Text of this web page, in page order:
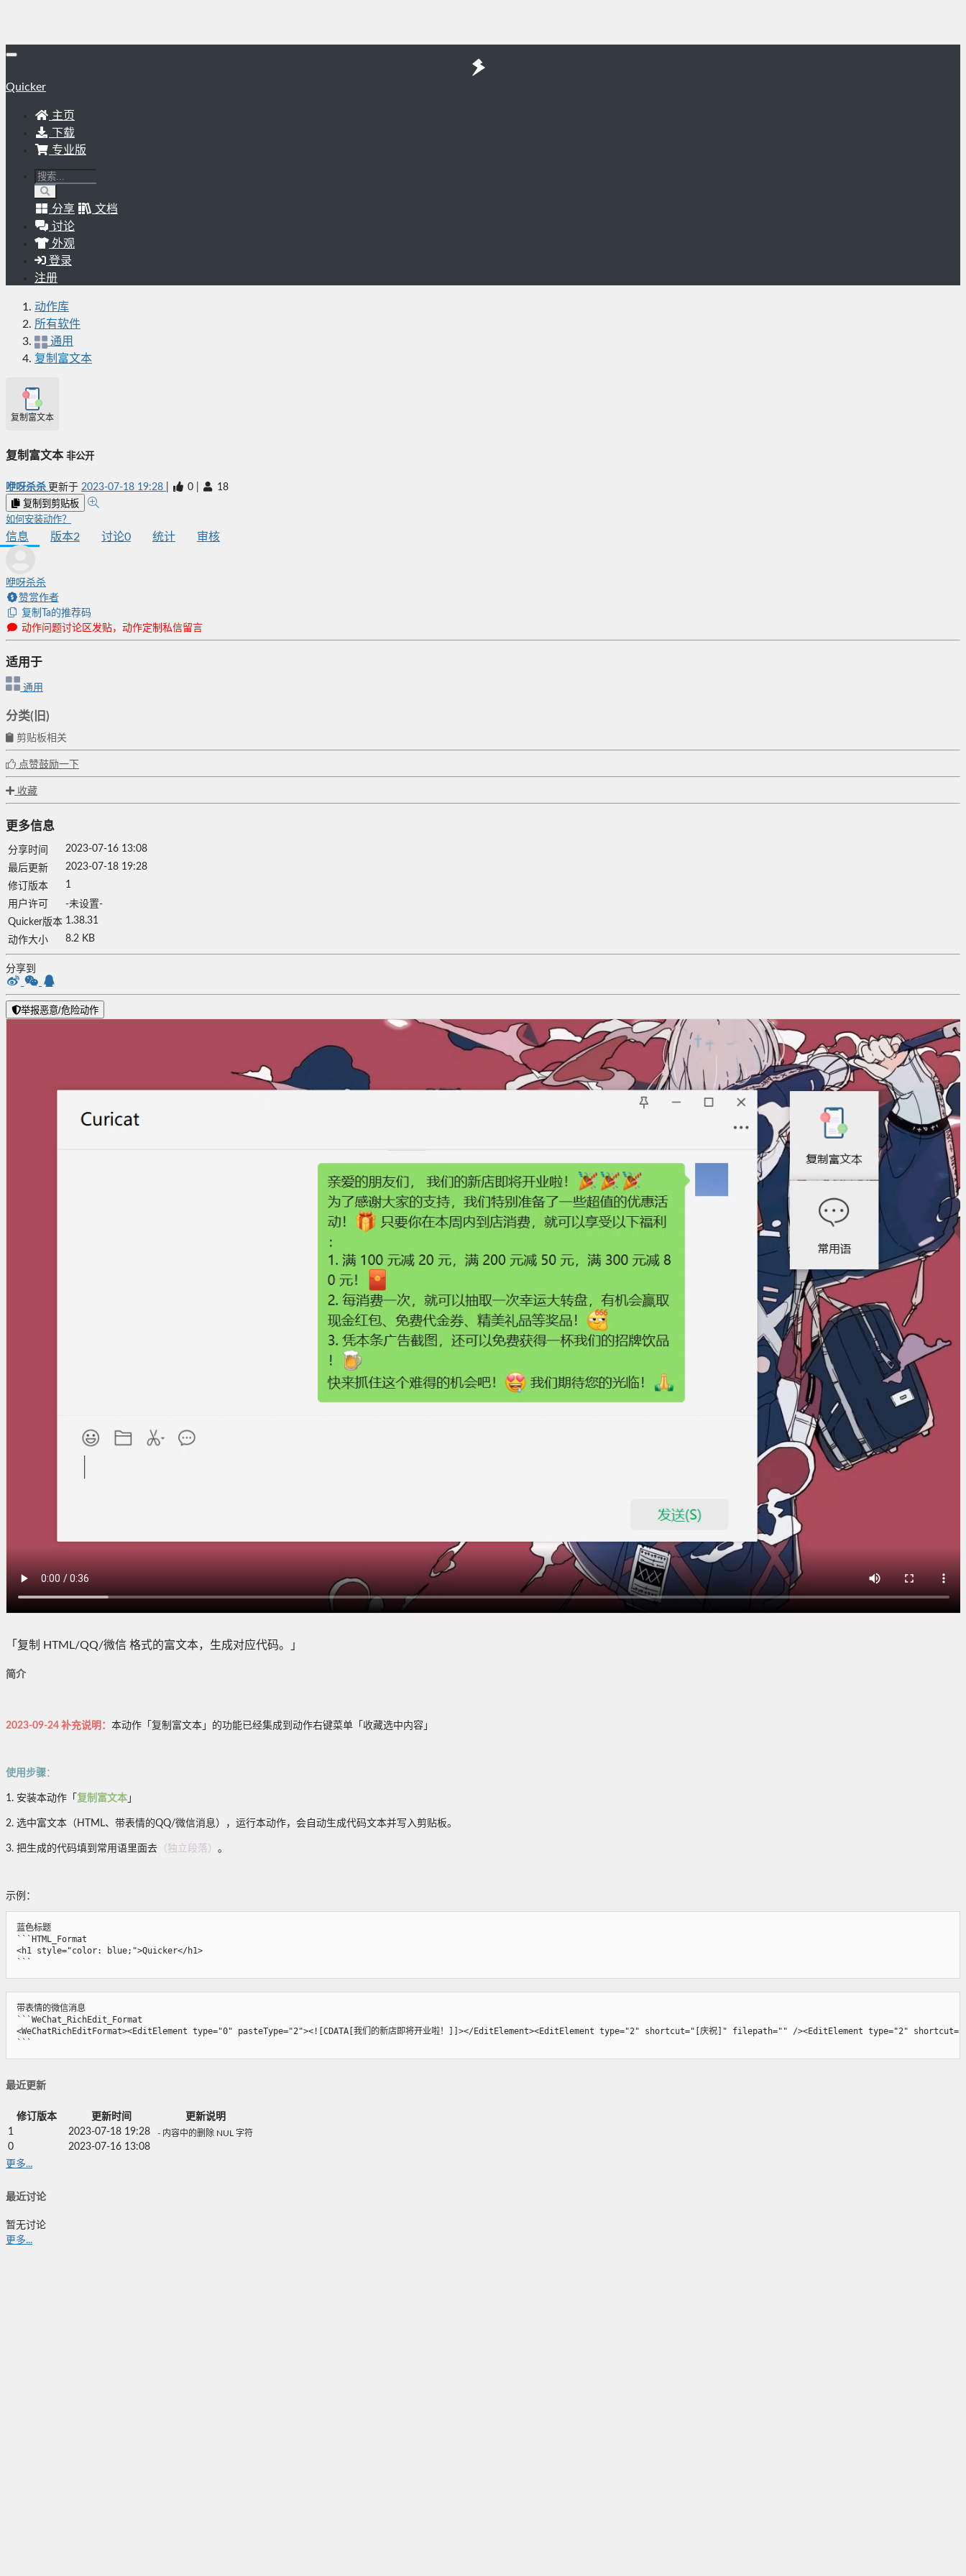
Quicker
主页
下载
专业版
分享
文档
讨论
外观
登录
注册
动作库
所有软件
通用
复制富文本
复制富文本
复制富文本 非公开
咿呀杀杀 更新于 2023-07-18 19:28 0 18
复制到剪贴板
如何安装动作？
信息 版本2 讨论0 统计 审核
咿呀杀杀
赞赏作者
复制Ta的推荐码
动作问题讨论区发贴，动作定制私信留言
适用于
通用
分类(旧)
剪贴板相关
点赞鼓励一下
收藏
更多信息
分享时间
2023-07-16 13:08
最后更新
2023-07-18 19:28
修订版本
1
用户许可
-未设置-
Quicker版本 1.38.31
动作大小
8.2 KB
分享到
举报恶意/危险动作
「复制 HTML/QQ/微信 格式的富文本，生成对应代码。」
简介
2023-09-24 补充说明： 本动作「复制富文本」的功能已经集成到动作右键菜单「收藏选中内容」
使用步骤：
1. 安装本动作「 复制富文本 」
2. 选中富文本（HTML、带表情的QQ/微信消息），运行本动作，会自动生成代码文本并写入剪贴板。
3. 把生成的代码填到常用语里面去 （独立段落） 。
示例：
蓝色标题
```HTML_Format
<h1 style="color: blue;">Quicker</h1>
```
带表情的微信消息
```WeChat_RichEdit_Format
<WeChatRichEditFormat><EditElement type="0" pasteType="2"><![CDATA[我们的新店即将开业啦！]]></EditElement><EditElement type="2" shortcut="[庆祝]" filepath="" /><EditElement type="2"
```
最近更新
修订版本 更新时间
更新说明
1
2023-07-18 19:28 - 内容中的删除 NUL 字符
0
2023-07-16 13:08
更多...
最近讨论
暂无讨论
更多...